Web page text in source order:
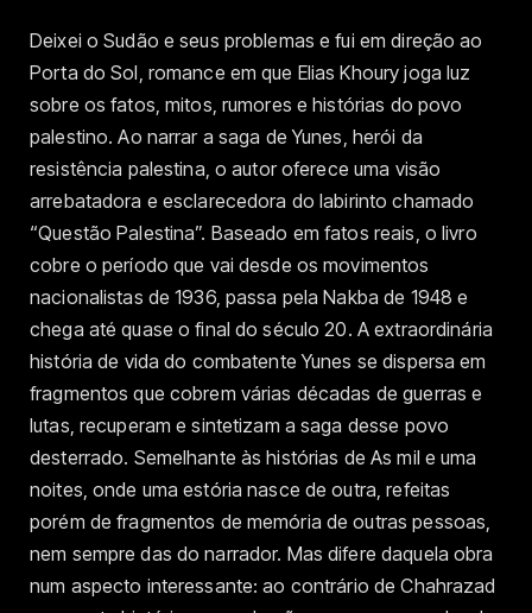
Deixei o Sudão e seus problemas e fui em direção ao
Porta do Sol, romance em que Elias Khoury joga luz
sobre os fatos, mitos, rumores e histórias do povo
palestino. Ao narrar a saga de Yunes, herói da
resistência palestina, o autor oferece uma visão
arrebatadora e esclarecedora do labirinto chamado
“Questão Palestina”. Baseado em fatos reais, o livro
cobre o período que vai desde os movimentos
nacionalistas de 1936, passa pela Nakba de 1948 e
chega até quase o final do século 20. A extraordinária
história de vida do combatente Yunes se dispersa em
fragmentos que cobrem várias décadas de guerras e
lutas, recuperam e sintetizam a saga desse povo
desterrado. Semelhante às histórias de As mil e uma
noites, onde uma estória nasce de outra, refeitas
porém de fragmentos de memória de outras pessoas,
nem sempre das do narrador. Mas difere daquela obra
num aspecto interessante: ao contrário de Chahrazad